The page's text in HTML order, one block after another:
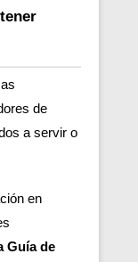
de
a servir o
en
Guía de